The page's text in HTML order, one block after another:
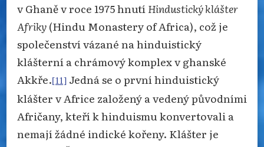
v Ghaně v roce 1975 hnutíHindustický klášter
Afriky(Hindu Monastery of Africa), což je
společenství vázané na hinduistický
klášterní a chrámový komplex v ghanské
Akkře.[11] Jedná se o první hinduistický
klášter v Africe založený a vedený původními
Afričany, kteří k hinduismu konvertovali a
nemají žádné indické kořeny. Klášter je